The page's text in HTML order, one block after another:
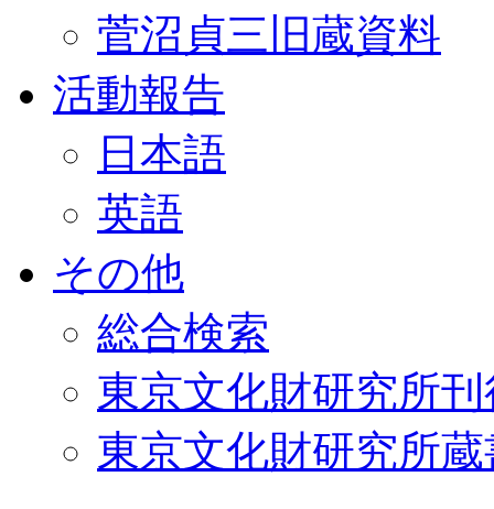
菅沼貞三旧蔵資料
活動報告
日本語
英語
その他
総合検索
東京文化財研究所
東京文化財研究所